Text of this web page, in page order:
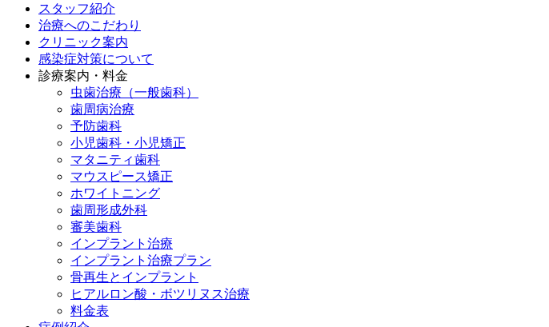
スタッフ紹介
治療へのこだわり
クリニック案内
感染症対策について
診療案内・料金
虫歯治療（一般歯科）
歯周病治療
予防歯科
小児歯科・小児矯正
マタニティ歯科
マウスピース矯正
ホワイトニング
歯周形成外科
審美歯科
インプラント治療
インプラント治療プラン
骨再生とインプラント
ヒアルロン酸・ボツリヌス治療
料金表